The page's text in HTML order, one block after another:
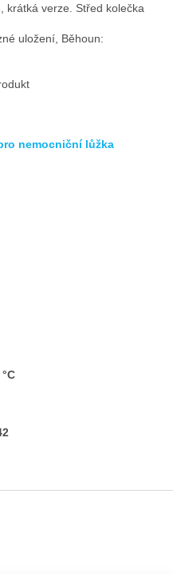
krátká verze. Střed kolečka
uložení, Běhoun:
nemocniční lůžka